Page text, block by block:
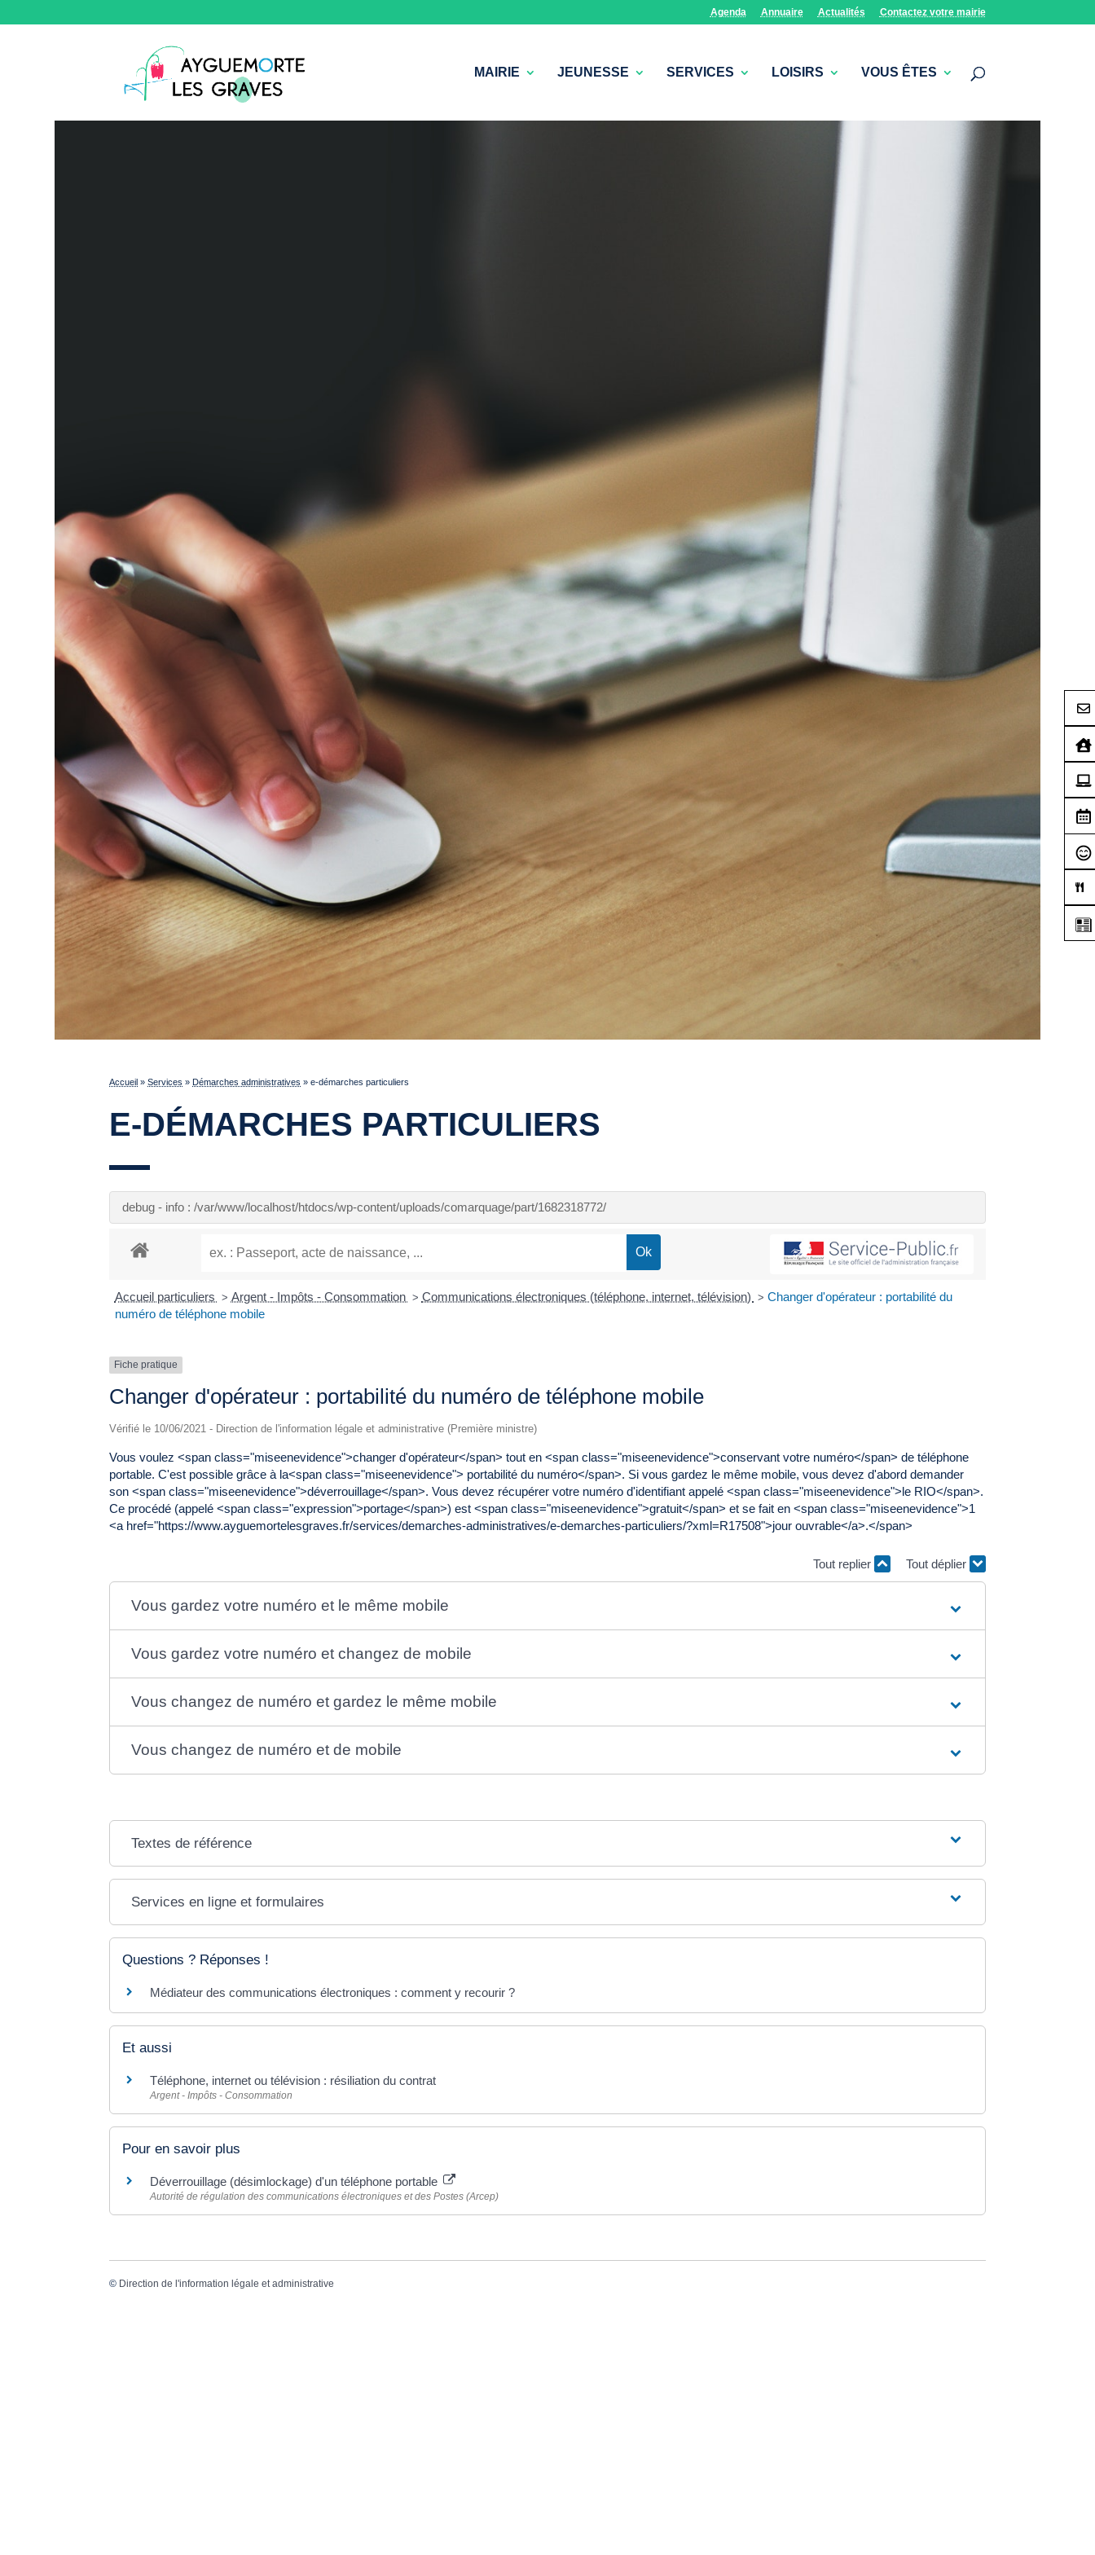
Agenda Annuaire Actualités Contactez votre mairie
MAIRIE JEUNESSE SERVICES LOISIRS VOUS ÊTES
Accueil »Services » Démarches administratives »e-démarches particuliers
E-DÉMARCHES PARTICULIERS
debug - info : /var/www/localhost/htdocs/wp-content/uploads/comarquage/part/1682318772/
Accueil particuliers > Argent - Impôts - Consommation > Communications électroniques (téléphone, internet, télévision) > Changer d'opérateur : portabilité du
numéro de téléphone mobile
Fiche pratique
Changer d'opérateur : portabilité du numéro de téléphone mobile
Vérifié le 10/06/2021 - Direction de l'information légale et administrative (Première ministre)
Vous voulez <span class="miseenevidence">changer d'opérateur</span> tout en <span class="miseenevidence">conservant votre numéro</span> de téléphone
portable. C'est possible grâce à la<span class="miseenevidence"> portabilité du numéro</span>. Si vous gardez le même mobile, vous devez d'abord demander
son <span class="miseenevidence">déverrouillage</span>. Vous devez récupérer votre numéro d'identifiant appelé <span class="miseenevidence">le RIO</span>.
Ce procédé (appelé <span class="expression">portage</span>) est <span class="miseenevidence">gratuit</span> et se fait en <span class="miseenevidence">1
<a href="https://www.ayguemortelesgraves.fr/services/demarches-administratives/e-demarches-particuliers/?xml=R17508">jour ouvrable</a>.</span>
Tout replier Tout déplier
Vous gardez votre numéro et le même mobile
Vous gardez votre numéro et changez de mobile
Vous changez de numéro et gardez le même mobile
Vous changez de numéro et de mobile
Textes de référence
Services en ligne et formulaires
Questions ? Réponses !
Médiateur des communications électroniques : comment y recourir ?
Et aussi
Téléphone, internet ou télévision : résiliation du contrat
Argent - Impôts - Consommation
Pour en savoir plus
Déverrouillage (désimlockage) d'un téléphone portable
Autorité de régulation des communications électroniques et des Postes (Arcep)
© Direction de l'information légale et administrative